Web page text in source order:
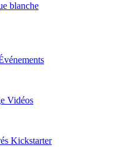
blanche
Vidéos
Kickstarter